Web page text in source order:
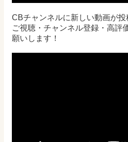
CBチャンネルに新しい動画が投
ご視聴・チャンネル登録・高評
願いします！